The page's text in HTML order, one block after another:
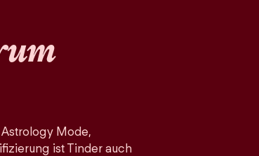
Mode,
ist Tinder auch